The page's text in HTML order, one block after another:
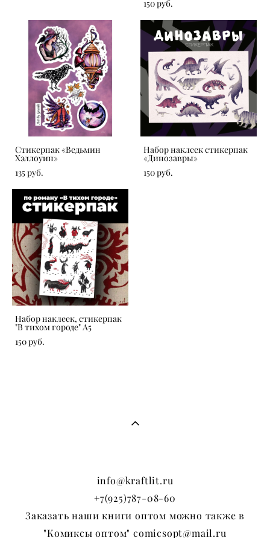
150 pуб.
Стикерпак «‎Ведьмин
Хэллоуин»
135 pуб.
Набор наклеек стикерпак
«Динозавры»
150 pуб.
Набор наклеек, стикерпак
"В тихом городе" А5
150 pуб.
info@kraftlit.ru
+7(925)787-08-60
Заказать наши книги оптом можно также в
"Комиксы оптом" comicsopt@mail.ru